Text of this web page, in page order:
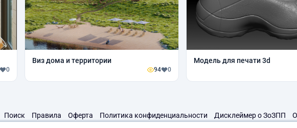
0
Виз дома и территории
94 0
Модель для печати 3d
Поиск Правила Оферта Политика конфиденциальности Дисклеймер о ЗоЗПП